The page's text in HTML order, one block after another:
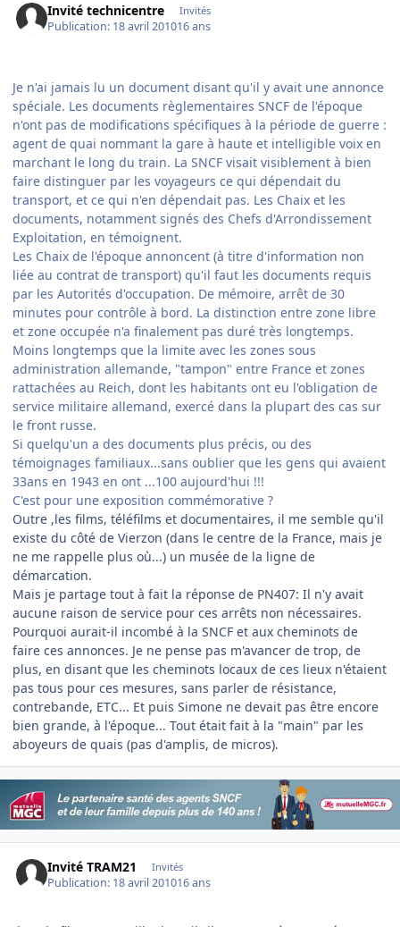
Invité technicentre Invités
Publication: 18 avril 201016 ans
Je n'ai jamais lu un document disant qu'il y avait une annonce
spéciale. Les documents règlementaires SNCF de l'époque
n'ont pas de modifications spécifiques à la période de guerre :
agent de quai nommant la gare à haute et intelligible voix en
marchant le long du train. La SNCF visait visiblement à bien
faire distinguer par les voyageurs ce qui dépendait du
transport, et ce qui n'en dépendait pas. Les Chaix et les
documents, notamment signés des Chefs d'Arrondissement
Exploitation, en témoignent.
Les Chaix de l'époque annoncent (à titre d'information non
liée au contrat de transport) qu'il faut les documents requis
par les Autorités d'occupation. De mémoire, arrêt de 30
minutes pour contrôle à bord. La distinction entre zone libre
et zone occupée n'a finalement pas duré très longtemps.
Moins longtemps que la limite avec les zones sous
administration allemande, "tampon" entre France et zones
rattachées au Reich, dont les habitants ont eu l'obligation de
service militaire allemand, exercé dans la plupart des cas sur
le front russe.
Si quelqu'un a des documents plus précis, ou des
témoignages familiaux...sans oublier que les gens qui avaient
33ans en 1943 en ont ...100 aujourd'hui !!!
C'est pour une exposition commémorative ?
Outre ,les films, téléfilms et documentaires, il me semble qu'il
existe du côté de Vierzon (dans le centre de la France, mais je
ne me rappelle plus où...) un musée de la ligne de
démarcation.
Mais je partage tout à fait la réponse de PN407: Il n'y avait
aucune raison de service pour ces arrêts non nécessaires.
Pourquoi aurait-il incombé à la SNCF et aux cheminots de
faire ces annonces. Je ne pense pas m'avancer de trop, de
plus, en disant que les cheminots locaux de ces lieux n'étaient
pas tous pour ces mesures, sans parler de résistance,
contrebande, ETC... Et puis Simone ne devait pas être encore
bien grande, à l'époque... Tout était fait à la "main" par les
aboyeurs de quais (pas d'amplis, de micros).
Invité TRAM21 Invités
Publication: 18 avril 201016 ans